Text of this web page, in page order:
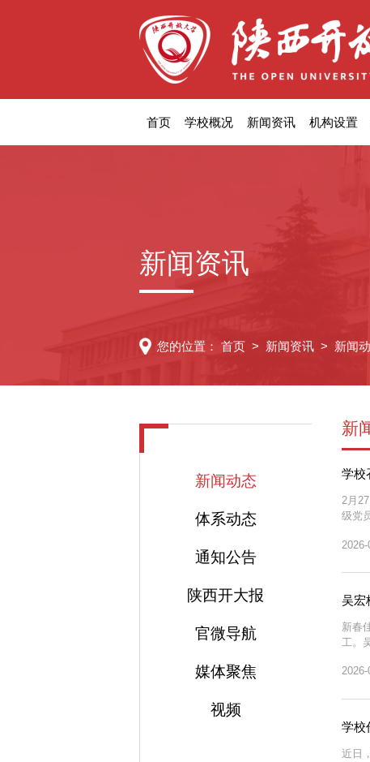
首页 学校概况 新闻资讯 机构设置
新闻资讯
您的位置： 首页 > 新闻资讯 > 新闻
新闻动态
体系动态
通知公告
陕西开大报
官微导航
媒体聚焦
视频
新
学校
2月
级党
议，
吴宏
新春
工。
值守
2026-
学校
近日